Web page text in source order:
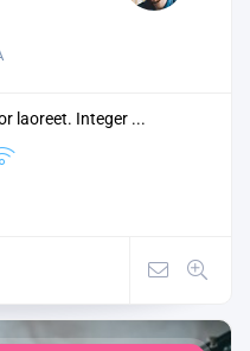
laoreet. Integer ...